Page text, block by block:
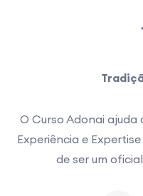
O Curso Adonai ajuda
Experiência e
de ser um